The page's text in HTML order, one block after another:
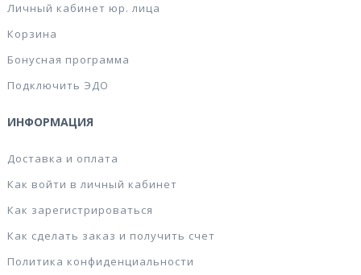
Личный кабинет юр. лица
Корзина
Бонусная программа
Подключить ЭДО
ИНФОРМАЦИЯ
Доставка и оплата
Как войти в личный кабинет
Как зарегистрироваться
Как сделать заказ и получить счет
Политика конфиденциальности